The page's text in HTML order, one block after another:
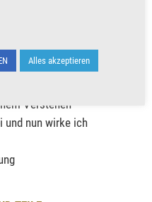
des
einen Lichtes, in der
Verstehen
und nun wirke ich
Alles akzeptieren